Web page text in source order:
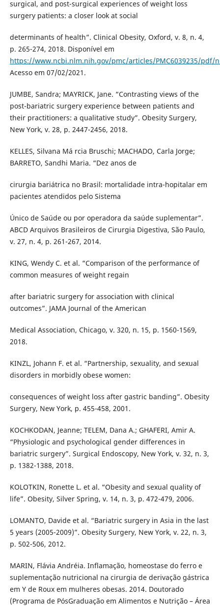
surgical, and post-surgical experiences of weight loss
surgery patients: a closer look at social
determinants of health”. Clinical Obesity, Oxford, v. 8, n. 4,
p. 265-274, 2018. Disponível em
https://www.ncbi.nlm.nih.gov/pmc/articles/PMC6039235/pdf/
Acesso em 07/02/2021.
JUMBE, Sandra; MAYRICK, Jane. “Contrasting views of the
post-bariatric surgery experience between patients and
their practitioners: a qualitative study”. Obesity Surgery,
New York, v. 28, p. 2447-2456, 2018.
KELLES, Silvana Má rcia Bruschi; MACHADO, Carla Jorge;
BARRETO, Sandhi Maria. “Dez anos de
cirurgia bariátrica no Brasil: mortalidade intra-hopitalar em
pacientes atendidos pelo Sistema
Único de Saúde ou por operadora da saúde suplementar”.
ABCD Arquivos Brasileiros de Cirurgia Digestiva, São Paulo,
v. 27, n. 4, p. 261-267, 2014.
KING, Wendy C. et al. “Comparison of the performance of
common measures of weight regain
after bariatric surgery for association with clinical
outcomes”. JAMA Journal of the American
Medical Association, Chicago, v. 320, n. 15, p. 1560-1569,
2018.
KINZL, Johann F. et al. “Partnership, sexuality, and sexual
disorders in morbidly obese women:
consequences of weight loss after gastric banding”. Obesity
Surgery, New York, p. 455-458, 2001.
KOCHKODAN, Jeanne; TELEM, Dana A.; GHAFERI, Amir A.
“Physiologic and psychological gender differences in
bariatric surgery”. Surgical Endoscopy, New York, v. 32, n. 3,
p. 1382-1388, 2018.
KOLOTKIN, Ronette L. et al. “Obesity and sexual quality of
life”. Obesity, Silver Spring, v. 14, n. 3, p. 472-479, 2006.
LOMANTO, Davide et al. “Bariatric surgery in Asia in the last
5 years (2005-2009)”. Obesity Surgery, New York, v. 22, n. 3,
p. 502-506, 2012.
MARIN, Flávia Andréia. Inflamação, homeostase do ferro e
suplementação nutricional na cirurgia de derivação gástrica
em Y de Roux em mulheres obesas. 2014. Doutorado
(Programa de PósGraduação em Alimentos e Nutrição – Área